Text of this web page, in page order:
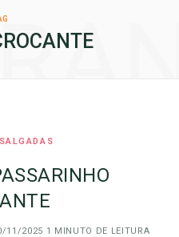
11/2025 1 MINUTO DE LEITURA